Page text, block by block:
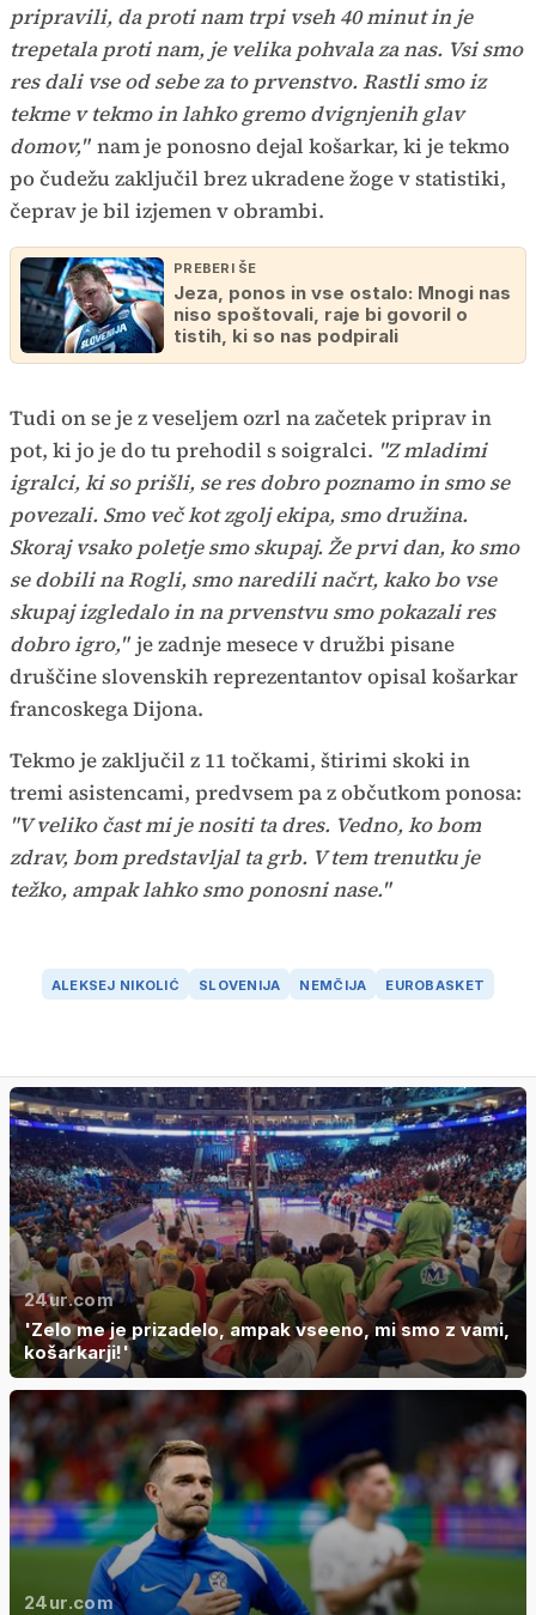
pripravili, da proti nam trpi vseh 40 minut in je
trepetala proti nam, je velika pohvala za nas. Vsi smo
res dali vse od sebe za to prvenstvo. Rastli smo iz
tekme v tekmo in lahko gremo dvignjenih glav
domov," nam je ponosno dejal košarkar, ki je tekmo
po čudežu zaključil brez ukradene žoge v statistiki,
čeprav je bil izjemen v obrambi.
PREBERI ŠE
Jeza, ponos in vse ostalo: Mnogi nas
niso spoštovali, raje bi govoril o
tistih, ki so nas podpirali
Tudi on se je z veseljem ozrl na začetek priprav in
pot, ki jo je do tu prehodil s soigralci. "Z mladimi
igralci, ki so prišli, se res dobro poznamo in smo se
povezali. Smo več kot zgolj ekipa, smo družina.
Skoraj vsako poletje smo skupaj. Že prvi dan, ko smo
se dobili na Rogli, smo naredili načrt, kako bo vse
skupaj izgledalo in na prvenstvu smo pokazali res
dobro igro," je zadnje mesece v družbi pisane
druščine slovenskih reprezentantov opisal košarkar
francoskega Dijona.
Tekmo je zaključil z 11 točkami, štirimi skoki in
tremi asistencami, predvsem pa z občutkom ponosa:
"V veliko čast mi je nositi ta dres. Vedno, ko bom
zdrav, bom predstavljal ta grb. V tem trenutku je
težko, ampak lahko smo ponosni nase."
ALEKSEJ NIKOLIĆ SLOVENIJA NEMČIJA EUROBASKET
24ur.com
'Zelo me je prizadelo, ampak vseeno, mi smo z vami,
košarkarji!'
24ur.com